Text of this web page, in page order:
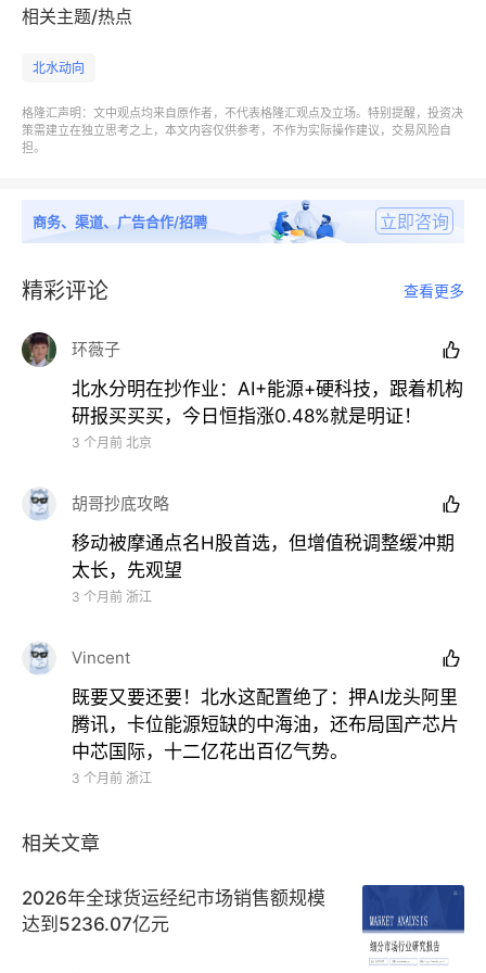
相关主题/热点
北水动向
格隆汇声明：文中观点均来自原作者，不代表格隆汇观点及立场。特别提醒，投资决
策需建立在独立思考之上，本文内容仅供参考，不作为实际操作建议，交易风险自
担。
商务、渠道、广告合作/招聘 立即咨询
精彩评论 查看更多
环薇子 
北水分明在抄作业：AI+能源+硬科技，跟着机构
研报买买买，今日恒指涨0.48%就是明证！
3 个月前 北京
胡哥抄底攻略 
移动被摩通点名H股首选，但增值税调整缓冲期
太长，先观望
3 个月前 浙江
Vincent 
既要又要还要！北水这配置绝了：押AI龙头阿里
腾讯，卡位能源短缺的中海油，还布局国产芯片
中芯国际，十二亿花出百亿气势。
3 个月前 浙江
相关文章
2026年全球货运经纪市场销售额规模
达到5236.07亿元